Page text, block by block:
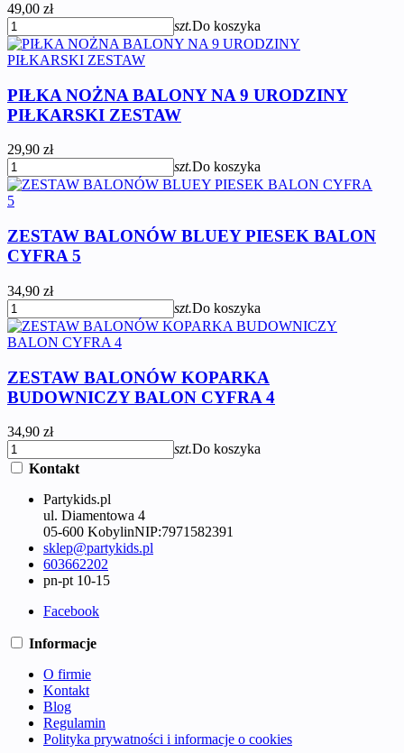
49,00 zł
szt.Do koszyka
PIŁKA NOŻNA BALONY NA 9 URODZINY
PIŁKARSKI ZESTAW
29,90 zł
szt.Do koszyka
ZESTAW BALONÓW BLUEY PIESEK BALON
CYFRA 5
34,90 zł
szt.Do koszyka
ZESTAW BALONÓW KOPARKA
BUDOWNICZY BALON CYFRA 4
34,90 zł
szt.Do koszyka
Kontakt
Partykids.pl
ul. Diamentowa 4
05-600 KobylinNIP:7971582391
sklep@partykids.pl
603662202
pn-pt 10-15
Facebook
Informacje
O firmie
Kontakt
Blog
Regulamin
Polityka prywatności i informacje o cookies